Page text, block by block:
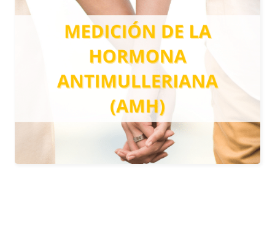
HORMONA
ANTIMULLERIANA
Mediante un análisis de sangre se
potencial de la fertilidad.
Más información